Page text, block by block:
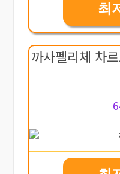
최
까사펠리체 차